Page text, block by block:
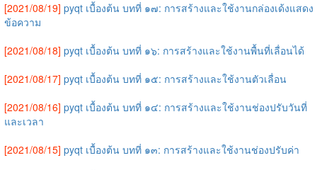
[2021/08/19] pyqt เบื้องต้น บทที่ ๑๗: การสร้างและใช้งานกล่องเด้งแสดง
ข้อความ
[2021/08/18] pyqt เบื้องต้น บทที่ ๑๖: การสร้างและใช้งานพื้นที่เลื่อนได้
[2021/08/17] pyqt เบื้องต้น บทที่ ๑๕: การสร้างและใช้งานตัวเลื่อน
[2021/08/16] pyqt เบื้องต้น บทที่ ๑๔: การสร้างและใช้งานช่องปรับวันที่
และเวลา
[2021/08/15] pyqt เบื้องต้น บทที่ ๑๓: การสร้างและใช้งานช่องปรับค่า